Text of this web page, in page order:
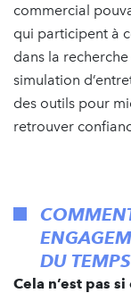
commercial
qui participent à
dans la
simulation
des outils pour
retrouver
DU
Cela n’est pas